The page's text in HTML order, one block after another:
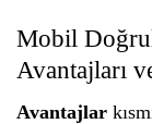
Mobil
Avantajları
Avantajlar